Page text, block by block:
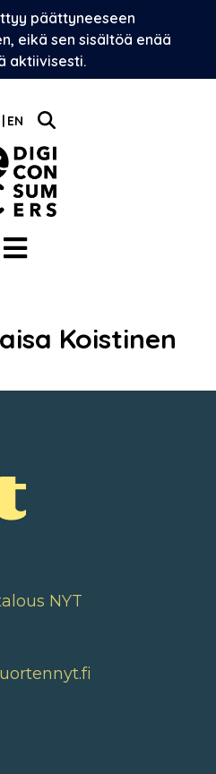
päättyneeseen
eikä sen sisältöä enää
aktiivisesti.
EN
Koistinen
NYT